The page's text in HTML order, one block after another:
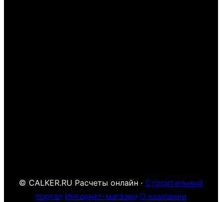
© CALKER.RU Расчеты онлайн · Строительный
портал Интернет-магазин О компании